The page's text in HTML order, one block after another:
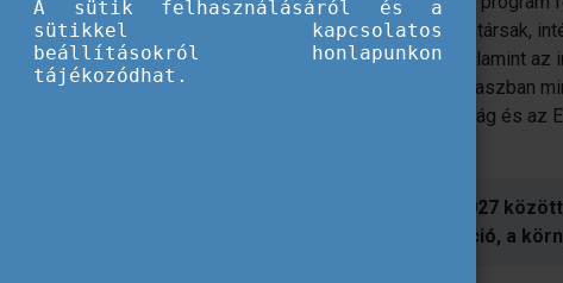
segítő munkatársak,
diverzitás, valamint az
programszakaszban
fenntarthatóság és
A 2021-2027
digitalizáció, a
A sütik felhasználásáról és a
sütikkel kapcsolatos
beállításokról honlapunkon
tájékozódhat.